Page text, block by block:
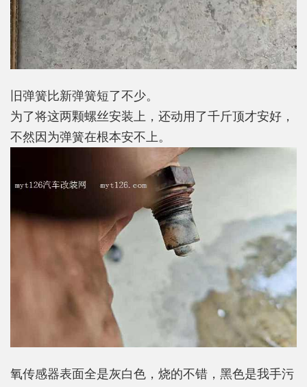
旧弹簧比新弹簧短了不少。
为了将这两颗螺丝安装上，还动用了千斤顶才安好，
不然因为弹簧在根本安不上。
氧传感器表面全是灰白色，烧的不错，黑色是我手污